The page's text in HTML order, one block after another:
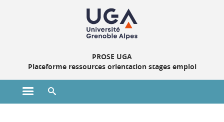
PROSE UGA
Plateforme ressources orientation stages emploi
Ouvrir le menu principal